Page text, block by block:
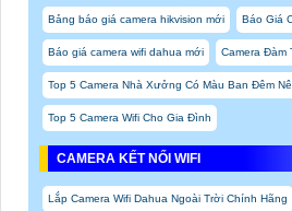
Bảng báo giá camera hikvision mới Báo Giá
Báo giá camera wifi dahua mới Camera Đàm
Top 5 Camera Nhà Xưởng Có Màu Ban Đêm
Top 5 Camera Wifi Cho Gia Đình
CAMERA KẾT NỐI WIFI
Lắp Camera Wifi Dahua Ngoài Trời Chính Hãng